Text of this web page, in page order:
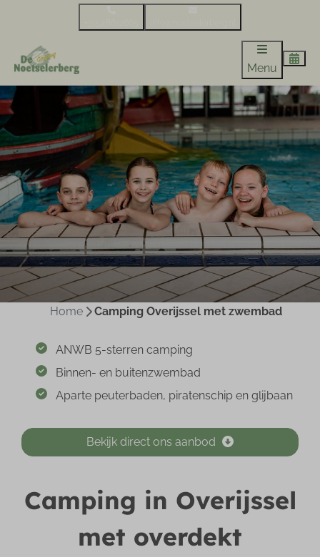
Menu
Home Camping Overijssel met zwembad
ANWB 5-sterren camping
Binnen- en buitenzwembad
Aparte peuterbaden, piratenschip en glijbaan
Bekijk direct ons aanbod
Camping in Overijssel
met overdekt